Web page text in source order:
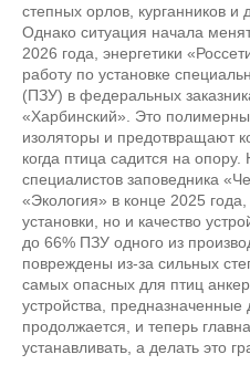
степных орлов, курганников и
Однако ситуация начала
2026 года, энергетики
работу по установке
(ПЗУ) в федеральных
«Харбинский». Это
изоляторы и предотвращают
когда птица садится на
специалистов заповедника
«Экология» в конце 2025
установки, но и качество
до 66% ПЗУ одного из
повреждены из-за сильных
самых опасных для птиц
устройства,
продолжается, и теперь
устанавливать, а делать это